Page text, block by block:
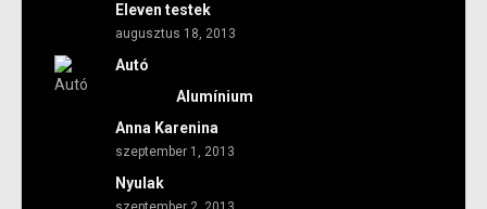
Eleven testek
augusztus 18, 2013
Autó
Alumínium
Anna Karenina
szeptember 1, 2013
Nyulak